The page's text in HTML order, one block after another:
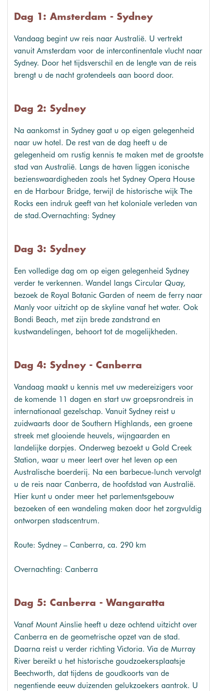
Dag 1: Amsterdam - Sydney
Vandaag begint uw reis naar Australië. U vertrekt
vanuit Amsterdam voor de intercontinentale vlucht naar
Sydney. Door het tijdsverschil en de lengte van de reis
brengt u de nacht grotendeels aan boord door.
Dag 2: Sydney
Na aankomst in Sydney gaat u op eigen gelegenheid
naar uw hotel. De rest van de dag heeft u de
gelegenheid om rustig kennis te maken met de grootste
stad van Australië. Langs de haven liggen iconische
bezienswaardigheden zoals het Sydney Opera House
en de Harbour Bridge, terwijl de historische wijk The
Rocks een indruk geeft van het koloniale verleden van
de stad.Overnachting: Sydney
Dag 3: Sydney
Een volledige dag om op eigen gelegenheid Sydney
verder te verkennen. Wandel langs Circular Quay,
bezoek de Royal Botanic Garden of neem de ferry naar
Manly voor uitzicht op de skyline vanaf het water. Ook
Bondi Beach, met zijn brede zandstrand en
kustwandelingen, behoort tot de mogelijkheden.
Dag 4: Sydney - Canberra
Vandaag maakt u kennis met uw medereizigers voor
de komende 11 dagen en start uw groepsrondreis in
internationaal gezelschap. Vanuit Sydney reist u
zuidwaarts door de Southern Highlands, een groene
streek met glooiende heuvels, wijngaarden en
landelijke dorpjes. Onderweg bezoekt u Gold Creek
Station, waar u meer leert over het leven op een
Australische boerderij. Na een barbecue-lunch vervolgt
u de reis naar Canberra, de hoofdstad van Australië.
Hier kunt u onder meer het parlementsgebouw
bezoeken of een wandeling maken door het zorgvuldig
ontworpen stadscentrum.
Route: Sydney – Canberra, ca. 290 km
Overnachting: Canberra
Dag 5: Canberra - Wangaratta
Vanaf Mount Ainslie heeft u deze ochtend uitzicht over
Canberra en de geometrische opzet van de stad.
Daarna reist u verder richting Victoria. Via de Murray
River bereikt u het historische goudzoekersplaatsje
Beechworth, dat tijdens de goudkoorts van de
negentiende eeuw duizenden gelukzoekers aantrok. U